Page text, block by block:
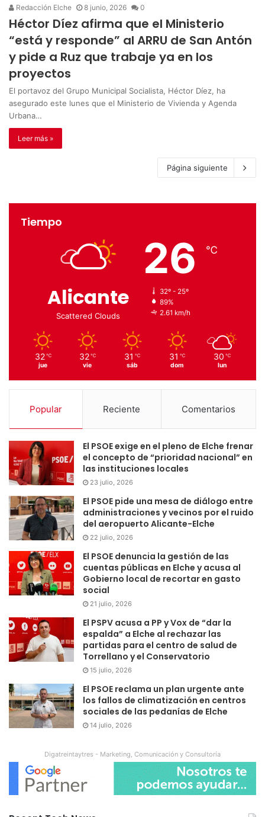
Redacción Elche 8 junio, 2026 0
Héctor Díez afirma que el Ministerio
“está y responde” al ARRU de San Antón
y pide a Ruz que trabaje ya en los
proyectos
El portavoz del Grupo Municipal Socialista, Héctor Díez, ha
asegurado este lunes que el Ministerio de Vivienda y Agenda
Urbana…
Leer más »
Página siguiente
Tiempo
Alicante
Scattered Clouds
26 ℃
32º - 25º
89%
2.61 km/h
32 ℃
jue
32 ℃
vie
31 ℃
sáb
31 ℃
dom
30 ℃
lun
Popular Reciente Comentarios
El PSOE exige en el pleno de Elche frenar
el concepto de “prioridad nacional” en
las instituciones locales
23 julio, 2026
El PSOE pide una mesa de diálogo entre
administraciones y vecinos por el ruido
del aeropuerto Alicante-Elche
22 julio, 2026
El PSOE denuncia la gestión de las
cuentas públicas en Elche y acusa al
Gobierno local de recortar en gasto
social
21 julio, 2026
El PSPV acusa a PP y Vox de “dar la
espalda” a Elche al rechazar las
partidas para el centro de salud de
Torrellano y el Conservatorio
15 julio, 2026
El PSOE reclama un plan urgente ante
los fallos de climatización en centros
sociales de las pedanías de Elche
14 julio, 2026
Digatreintaytres - Marketing, Comunicación y Consultoría